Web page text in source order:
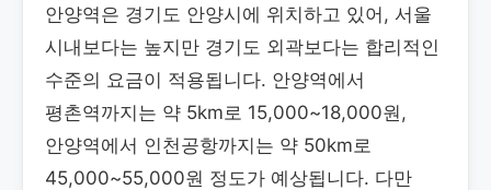
안양역은 경기도 안양시에 위치하고 있어, 서울
시내보다는 높지만 경기도 외곽보다는 합리적인
수준의 요금이 적용됩니다. 안양역에서
평촌역까지는 약 5km로 15,000~18,000원,
안양역에서 인천공항까지는 약 50km로
45,000~55,000원 정도가 예상됩니다. 다만